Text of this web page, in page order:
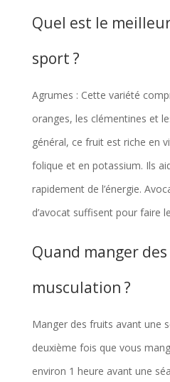
Quel est le
sport ?
Agrumes : Cette variété
oranges, les clémentines et
général, ce fruit est riche en
folique et en potassium. Ils
rapidement de l’énergie.
d’avocat suffisent pour faire
Quand manger
musculation ?
Manger des fruits avant une
deuxième fois que vous
environ 1 heure avant une